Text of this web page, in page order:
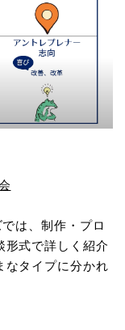
は、制作・プロ
式で詳しく紹介
なタイプに分かれ